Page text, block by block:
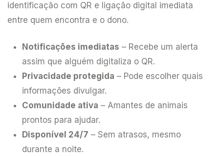
identificação com QR e ligação digital imediata
entre quem encontra e o dono.
Notificações imediatas – Recebe um alerta
assim que alguém digitaliza o QR.
Privacidade protegida – Pode escolher quais
informações divulgar.
Comunidade ativa – Amantes de animais
prontos para ajudar.
Disponível 24/7 – Sem atrasos, mesmo
durante a noite.